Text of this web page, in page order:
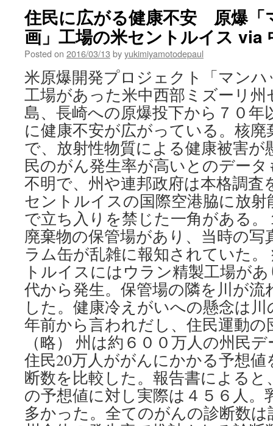
住民に広がる健康不安 原爆「
画」工場の米セントルイス via
Posted on 2016/03/13 byyukimiyamotodepaul
米原爆開発プロジェクト「マン
工場があった米中西部ミズーリ
島、長崎への原爆投下から７０年
に健康不安が広がっている。核
で、放射性物質による健康被害
民のがん発生率が高いとのデー
不明で、州や連邦政府は本格調査
セントルイスの国際空港脇に放
で立ち入りを禁じた一角がある
廃棄物の保管場があり、当時の
ラム缶が乱雑に報知されていた。
トルイスにはウラン精製工場が
代から発生。保管場の隣を川が流
した。健康冷えがいへの懸念は
年前から言われだし、住民運動の
（略） 州は約６００万人の州民
住民20万人ががんにかかる予想
断数を比較した。報告書によると
の予想値に対し実際は４５６人
多かった。全てのがんの診断数